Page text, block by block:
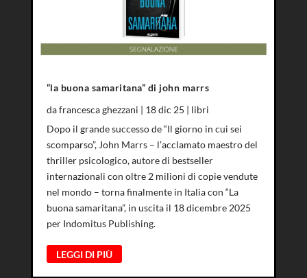
“la buona samaritana” di john marrs
dafrancesca ghezzani | 18 dic 25 | libri
Dopo il grande successo de “Il giorno in cui sei
scomparso”, John Marrs – l’acclamato maestro del
thriller psicologico, autore di bestseller
internazionali con oltre 2 milioni di copie vendute
nel mondo – torna finalmente in Italia con “La
buona samaritana”, in uscita il 18 dicembre 2025
per Indomitus Publishing.
LEGGI DI PIÙ